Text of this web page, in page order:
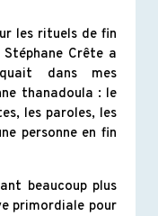
les rituels de fin
Crête a
dans mes
thanadoula : le
les paroles, les
personne en fin
beaucoup plus
primordiale pour